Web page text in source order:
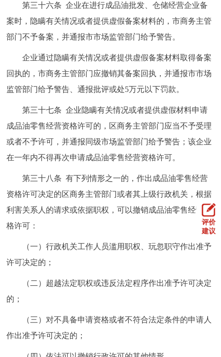
第三十六条 企业在进行成品油批发、仓储经营企业备
案时，隐瞒有关情况或者提供虚假备案材料的，市商务主管
部门不予备案，并通报市市场监管部门给予警告。
企业通过隐瞒有关情况或者提供虚假备案材料取得备案
回执的，市商务主管部门应撤销其备案回执，并通报市市场
监管部门给予警告、通报批评或处5万元以下罚款。
第三十七条 企业隐瞒有关情况或者提供虚假材料申请
成品油零售经营资格许可的，区商务主管部门应当不予受理
或者不予许可，并通报同级市场监管部门给予警告；该企业
在一年内不得再次申请成品油零售经营资格许可。
第三十八条 有下列情形之一的，作出成品油零售经营
资格许可决定的区商务主管部门或者其上级行政机关，根据
利害关系人的请求或依据职权，可以撤销成品油零售经营资
格许可：
（一）行政机关工作人员滥用职权、玩忽职守作出准予
许可决定的；
（二）超越法定职权或违反法定程序作出准予许可决定
的；
（三）对不具备申请资格或者不符合法定条件的申请人
作出准予许可决定的；
评价
建议